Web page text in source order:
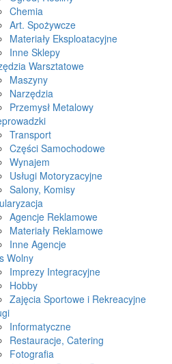
Chemia
Art. Spożywcze
Materiały Eksploatacyjne
Inne Sklepy
Warsztatowe
Maszyny
Narzędzia
Przemysł Metalowy
Transport
Części Samochodowe
Wynajem
Usługi Motoryzacyjne
Salony, Komisy
Agencje Reklamowe
Materiały Reklamowe
Inne Agencje
Wolny
Imprezy Integracyjne
Hobby
Zajęcia Sportowe i Rekreacyjne
Informatyczne
Restauracje, Catering
Fotografia